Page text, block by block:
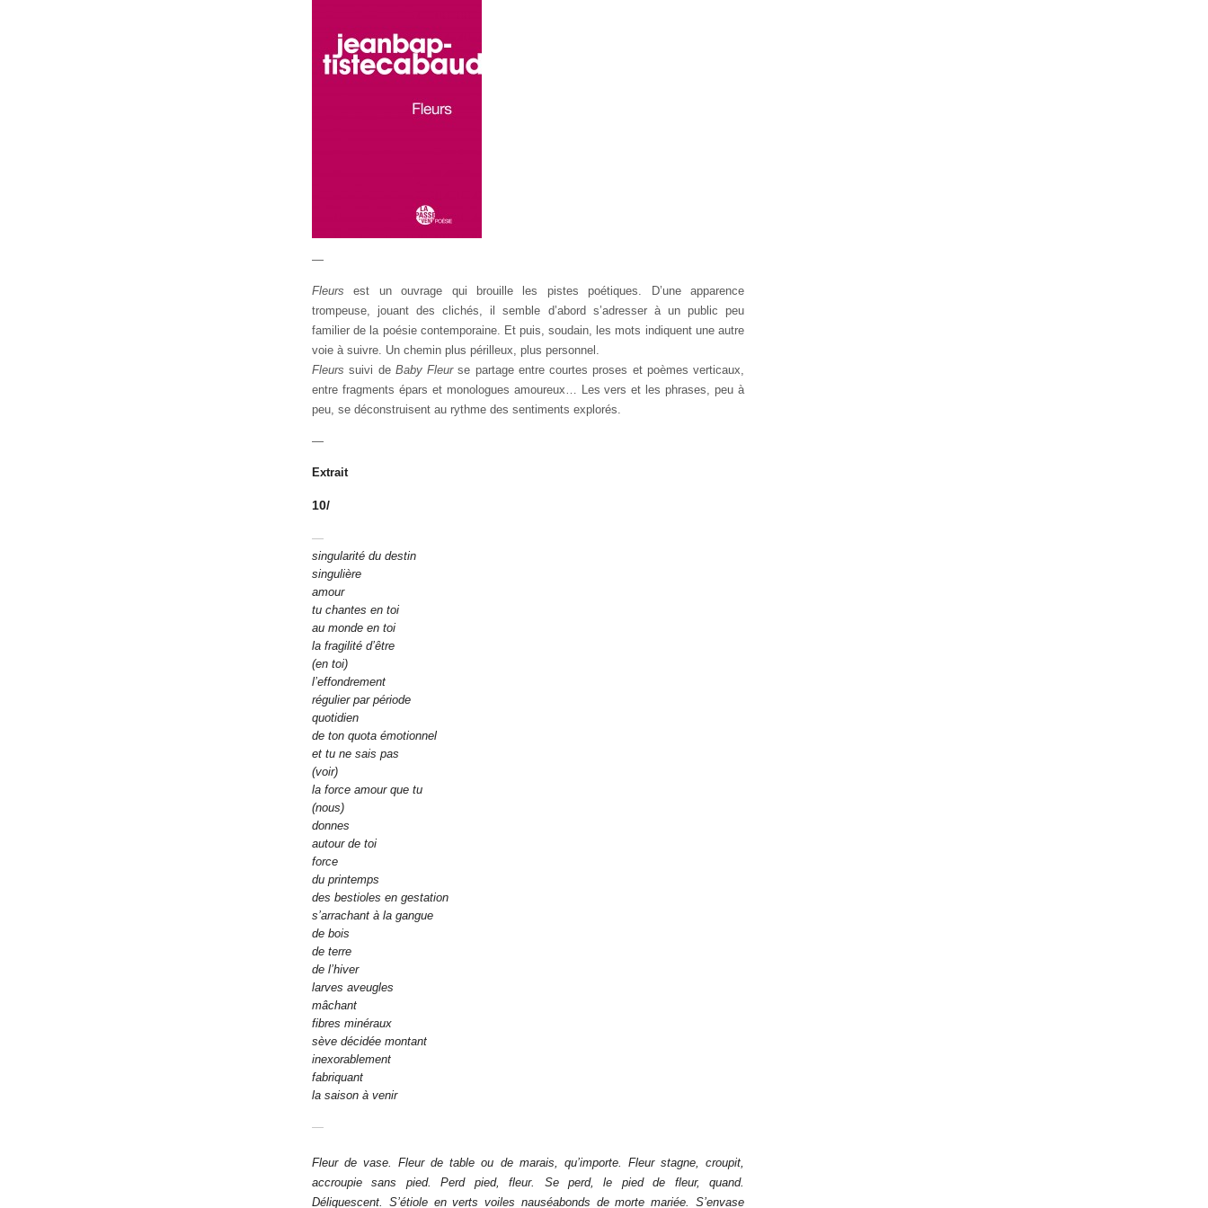
—
Fleurs est un ouvrage qui brouille les pistes poétiques. D’une apparence
trompeuse, jouant des clichés, il semble d’abord s’adresser à un public peu
familier de la poésie contemporaine. Et puis, soudain, les mots indiquent une autre
voie à suivre. Un chemin plus périlleux, plus personnel.
Fleurs suivi de Baby Fleurse partage entre courtes proses et poèmes verticaux,
entre fragments épars et monologues amoureux… Les vers et les phrases, peu à
peu, se déconstruisent au rythme des sentiments explorés.
—
Extrait
10/
—
singularité du destin
singulière
amour
tu chantes en toi
au monde en toi
la fragilité d’être
(en toi)
l’effondrement
régulier par période
quotidien
de ton quota émotionnel
et tu ne sais pas
(voir)
la force amour que tu
(nous)
donnes
autour de toi
force
du printemps
des bestioles en gestation
s’arrachant à la gangue
de bois
de terre
de l’hiver
larves aveugles
mâchant
fibres minéraux
sève décidée montant
inexorablement
fabriquant
la saison à venir
—
Fleur de vase. Fleur de table ou de marais, qu’importe. Fleur stagne, croupit,
accroupie sans pied. Perd pied, fleur. Se perd, le pied de fleur, quand.
Déliquescent. S’étiole en verts voiles nauséabonds de morte mariée. S’envase